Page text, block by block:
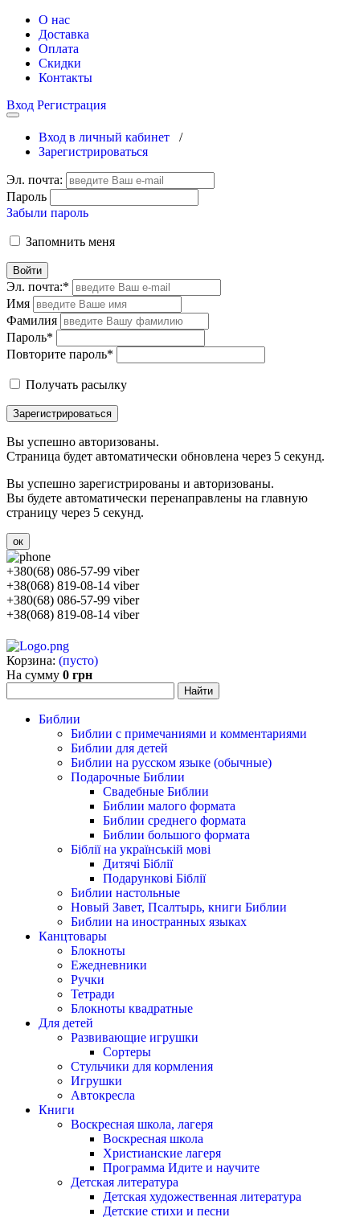
О нас
Доставка
Оплата
Скидки
Контакты
Вход Регистрация
Вход в личный кабинет
/
Зарегистрироваться
Эл. почта:
Пароль
Забыли пароль
Запомнить меня
Войти
Эл. почта:*
Имя
Фамилия
Пароль*
Повторите пароль*
Получать расылку
Зарегистрироваться
Вы успешно авторизованы.
Страница будет автоматически обновлена через 5 секунд.
Вы успешно зарегистрированы и авторизованы.
Вы будете автоматически перенаправлены на главную
страницу через 5 секунд.
ок
+380(68) 086-57-99 viber
+38(068) 819-08-14 viber
+380(68) 086-57-99 viber
+38(068) 819-08-14 viber
Корзина: (пусто)
На сумму 0 грн
Библии
Библии с примечаниями и комментариями
Библии для детей
Библии на русском языке (обычные)
Подарочные Библии
Свадебные Библии
Библии малого формата
Библии среднего формата
Библии большого формата
Біблії на українській мові
Дитячі Біблії
Подарункові Біблії
Библии настольные
Новый Завет, Псалтырь, книги Библии
Библии на иностранных языках
Канцтовары
Блокноты
Ежедневники
Ручки
Тетради
Блокноты квадратные
Для детей
Развивающие игрушки
Сортеры
Стульчики для кормления
Игрушки
Автокресла
Книги
Воскресная школа, лагеря
Воскресная школа
Христианские лагеря
Программа Идите и научите
Детская литература
Детская художественная литература
Детские стихи и песни